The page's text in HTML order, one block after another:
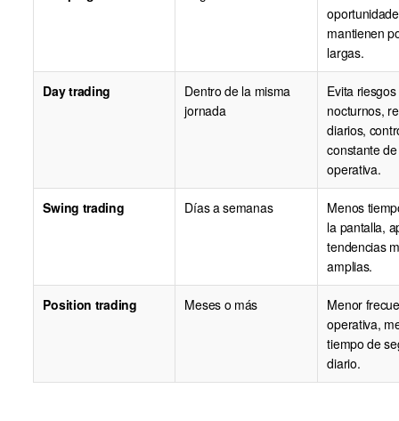
mantienen
largas.
Day trading
Dentro de la misma
jornada
Evita riesgos
nocturnos,
diarios,
constante
operativa.
Swing trading Días a semanas
Menos
la pantalla,
tendencias
amplias.
Position trading Meses o más
Menor
operativa,
tiempo de
diario.